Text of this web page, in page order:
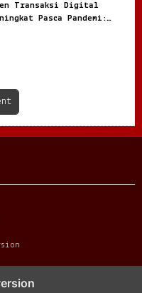
Transaksi Digital
Pasca Pandemi:
mahjong membangun